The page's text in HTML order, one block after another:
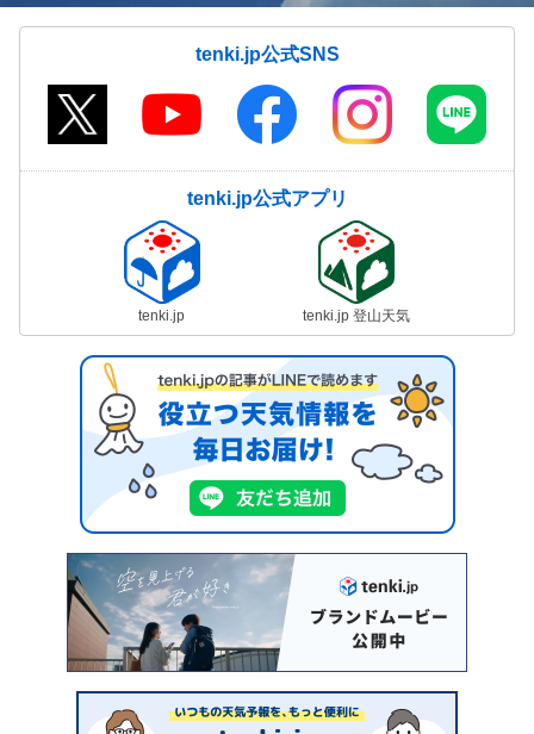
tenki.jp公式SNS
tenki.jp公式アプリ
tenki.jp tenki.jp 登山天気